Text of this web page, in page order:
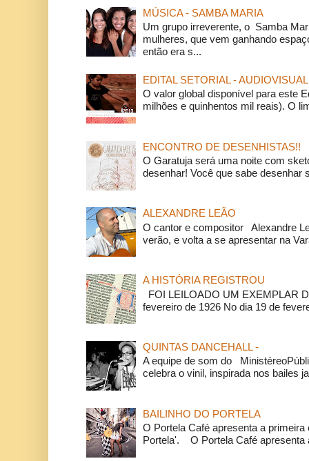
MÚSICA - SAMBA MARIA
Um grupo irreverente, o Samba
mulheres, que vem ganhando
então era s...
EDITAL SETORIAL - AUDIOVISUAL
O valor global disponível para este
milhões e quinhentos mil reais). O
ENCONTRO DE DESENHISTAS!!
O Garatuja será uma noite com
desenhar! Você que sabe desenhar
ALEXANDRE LEÃO
O cantor e compositor Alexandre
verão, e volta a se apresentar na
A HISTÓRIA REGISTROU
FOI LEILOADO UM EXEMPLAR
fevereiro de 1926 No dia 19 de
QUINTAS DANCEHALL -
A equipe de som do
celebra o vinil, inspirada nos bailes
BAILINHO DO PORTELA
O Portela Café apresenta a
Portela'. O Portela Café apresenta